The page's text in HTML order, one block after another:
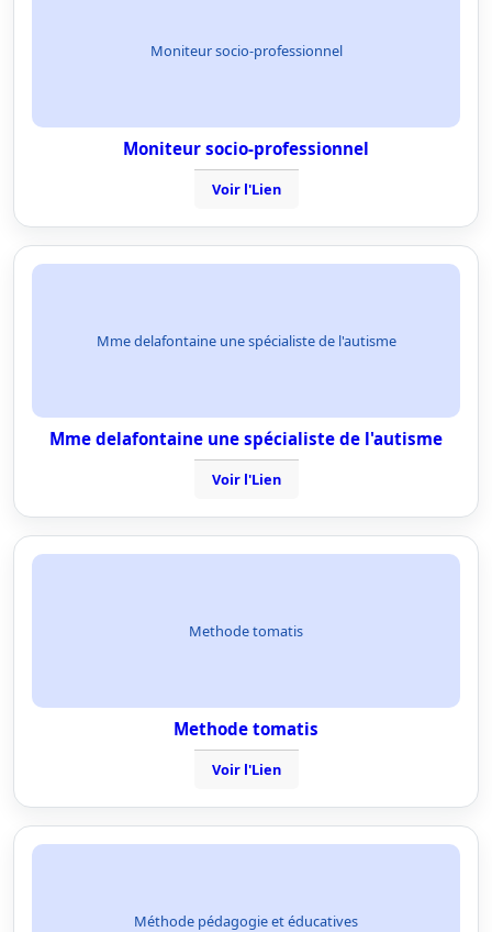
Moniteur socio-professionnel
Moniteur socio-professionnel
Voir l'Lien
Mme delafontaine une spécialiste de l'autisme
Mme delafontaine une spécialiste de l'autisme
Voir l'Lien
Methode tomatis
Methode tomatis
Voir l'Lien
Méthode pédagogie et éducatives